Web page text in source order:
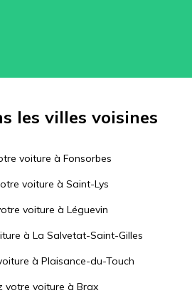
les villes voisines
voiture à Fonsorbes
voiture à Saint-Lys
voiture à Léguevin
à La Salvetat-Saint-Gilles
à Plaisance-du-Touch
votre voiture à Brax